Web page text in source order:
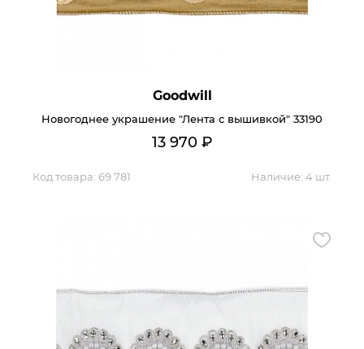
Goodwill
Новогоднее украшение "Лента с вышивкой" 33190
13 970 ₽
Код товара: 69 781 Наличие: 4 шт.